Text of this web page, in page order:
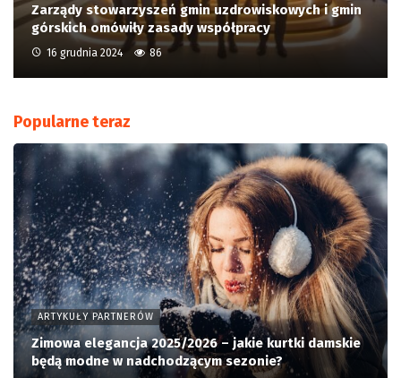
Zarządy stowarzyszeń gmin uzdrowiskowych i gmin
górskich omówiły zasady współpracy
16 grudnia 2024 86
Popularne teraz
ARTYKUŁY PARTNERÓW
Zimowa elegancja 2025/2026 – jakie kurtki damskie
będą modne w nadchodzącym sezonie?